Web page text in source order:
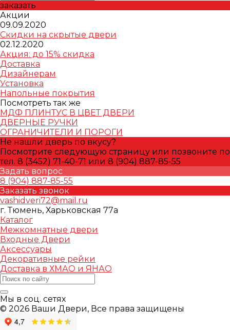
заказать
Акции
09.09.2020
Скидки на скрытые двери
02.12.2020
Акция: до 15% скидка
Доставка
Дизайнерам
Установка
Напольные покрытия
Посмотреть так же
МДФ ПЛИНТУС В ЦВЕТ ДВЕРИ
ДВЕРНЫЕ РУЧКИ
ОГРАНИЧИТЕЛИ И ПОРОГИ
Не нашли дверь по вкусу?
Посмотрите следующую страницу или позвоните по
тел. 8 (3452) 71-40-71 или 8 (904) 887-85-55
Задать вопрос
8 (904) 887-85-55
Заказать звонок
vashidveri72@mail.ru
г. Тюмень, Харьковская 77а
Каталог
Межкомнатные двери
Входные Двери
Аксессуары
Декоративные рейки
Доставка в ХМАО и ЯНАО
Мы в соц. сетях
© 2026 Ваши Двери, Все права защищены